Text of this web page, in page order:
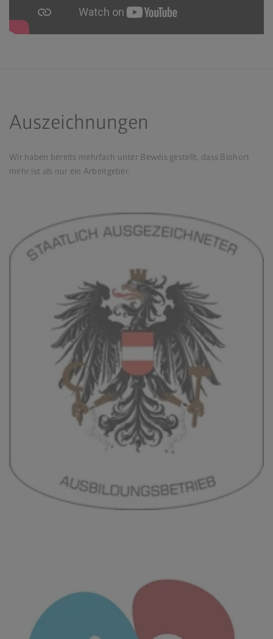
Auszeichnungen
Wir haben bereits mehrfach unter Beweis gestellt, dass Biohort
mehr ist als nur ein Arbeitgeber.